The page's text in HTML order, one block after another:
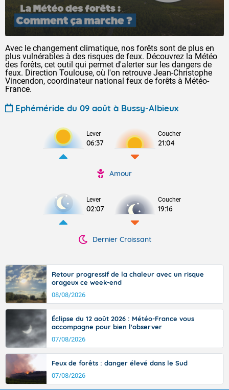
Avec le changement climatique, nos forêts sont de plus en
plus vulnérables à des risques de feux. Découvrez la Météo
des forêts, cet outil qui permet d'alerter sur les dangers de
feux. Direction Toulouse, où l'on retrouve Jean-Christophe
Vincendon, coordinateur national feux de forêts à Météo-
France.
Ephéméride du 09 août à Bussy-Albieux
Lever
06:37
Coucher
21:04
Amour
Lever
02:07
Coucher
19:16
Dernier Croissant
Retour progressif de la chaleur avec un risque
orageux ce week-end
08/08/2026
Éclipse du 12 août 2026 : Météo-France vous
accompagne pour bien l'observer
07/08/2026
Feux de forêts : danger élevé dans le Sud
07/08/2026